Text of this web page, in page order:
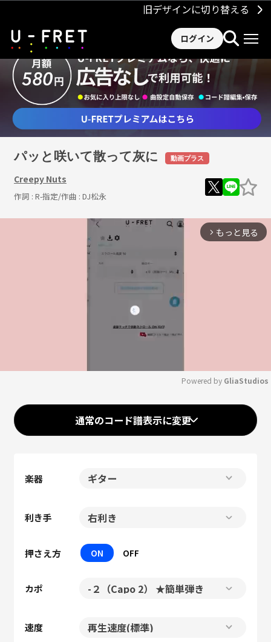
旧デザインに切り替える
ログイン
パッと咲いて散って灰に 動画プラス
Creepy Nuts
作詞 : R-指定/作曲 : DJ松永
arrow_forward_ios もっと見る
Mute
Powered by GliaStudios
通常のコード譜表示に変更
楽器
利き手
押さえ方 ON OFF
カポ
速度